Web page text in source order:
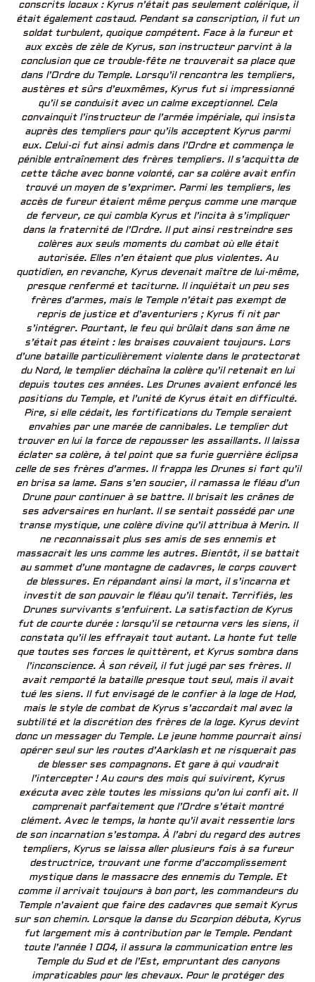
conscrits locaux : Kyrus n’était pas seulement colérique, il
était également costaud. Pendant sa conscription, il fut un
soldat turbulent, quoique compétent. Face à la fureur et
aux excès de zèle de Kyrus, son instructeur parvint à la
conclusion que ce trouble-fête ne trouverait sa place que
dans l’Ordre du Temple. Lorsqu’il rencontra les templiers,
austères et sûrs d’euxmêmes, Kyrus fut si impressionné
qu’il se conduisit avec un calme exceptionnel. Cela
convainquit l’instructeur de l’armée impériale, qui insista
auprès des templiers pour qu’ils acceptent Kyrus parmi
eux. Celui-ci fut ainsi admis dans l’Ordre et commença le
pénible entraînement des frères templiers. Il s’acquitta de
cette tâche avec bonne volonté, car sa colère avait enfin
trouvé un moyen de s’exprimer. Parmi les templiers, les
accès de fureur étaient même perçus comme une marque
de ferveur, ce qui combla Kyrus et l’incita à s’impliquer
dans la fraternité de l’Ordre. Il put ainsi restreindre ses
colères aux seuls moments du combat où elle était
autorisée. Elles n’en étaient que plus violentes. Au
quotidien, en revanche, Kyrus devenait maître de lui-même,
presque renfermé et taciturne. Il inquiétait un peu ses
frères d’armes, mais le Temple n’était pas exempt de
repris de justice et d’aventuriers ; Kyrus fi nit par
s’intégrer. Pourtant, le feu qui brûlait dans son âme ne
s’était pas éteint : les braises couvaient toujours. Lors
d’une bataille particulièrement violente dans le protectorat
du Nord, le templier déchaîna la colère qu’il retenait en lui
depuis toutes ces années. Les Drunes avaient enfoncé les
positions du Temple, et l’unité de Kyrus était en difficulté.
Pire, si elle cédait, les fortifications du Temple seraient
envahies par une marée de cannibales. Le templier dut
trouver en lui la force de repousser les assaillants. Il laissa
éclater sa colère, à tel point que sa furie guerrière éclipsa
celle de ses frères d’armes. Il frappa les Drunes si fort qu’il
en brisa sa lame. Sans s’en soucier, il ramassa le fléau d’un
Drune pour continuer à se battre. Il brisait les crânes de
ses adversaires en hurlant. Il se sentait possédé par une
transe mystique, une colère divine qu’il attribua à Merin. Il
ne reconnaissait plus ses amis de ses ennemis et
massacrait les uns comme les autres. Bientôt, il se battait
au sommet d’une montagne de cadavres, le corps couvert
de blessures. En répandant ainsi la mort, il s’incarna et
investit de son pouvoir le fléau qu’il tenait. Terrifiés, les
Drunes survivants s’enfuirent. La satisfaction de Kyrus
fut de courte durée : lorsqu’il se retourna vers les siens, il
constata qu’il les effrayait tout autant. La honte fut telle
que toutes ses forces le quittèrent, et Kyrus sombra dans
l’inconscience. À son réveil, il fut jugé par ses frères. Il
avait remporté la bataille presque tout seul, mais il avait
tué les siens. Il fut envisagé de le confier à la loge de Hod,
mais le style de combat de Kyrus s’accordait mal avec la
subtilité et la discrétion des frères de la loge. Kyrus devint
donc un messager du Temple. Le jeune homme pourrait ainsi
opérer seul sur les routes d’Aarklash et ne risquerait pas
de blesser ses compagnons. Et gare à qui voudrait
l’intercepter ! Au cours des mois qui suivirent, Kyrus
exécuta avec zèle toutes les missions qu’on lui confi ait. Il
comprenait parfaitement que l’Ordre s’était montré
clément. Avec le temps, la honte qu’il avait ressentie lors
de son incarnation s’estompa. À l’abri du regard des autres
templiers, Kyrus se laissa aller plusieurs fois à sa fureur
destructrice, trouvant une forme d’accomplissement
mystique dans le massacre des ennemis du Temple. Et
comme il arrivait toujours à bon port, les commandeurs du
Temple n’avaient que faire des cadavres que semait Kyrus
sur son chemin. Lorsque la danse du Scorpion débuta, Kyrus
fut largement mis à contribution par le Temple. Pendant
toute l’année 1 004, il assura la communication entre les
Temple du Sud et de l’Est, empruntant des canyons
impraticables pour les chevaux. Pour le protéger des